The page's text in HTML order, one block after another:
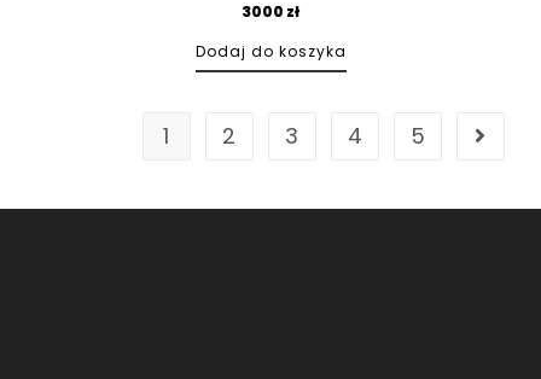
3000 zł
Dodaj do koszyka
1 2 3 4 5